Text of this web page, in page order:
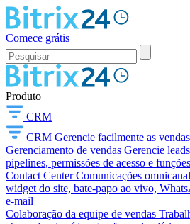
Comece grátis
Produto
CRM
CRM Gerencie facilmente as
Gerenciamento de vendas Gerencie
pipelines, permissões de acesso e funções
Contact Center Comunicações
widget do site, bate-papo ao vivo,
e-mail
Colaboração da equipe de vendas